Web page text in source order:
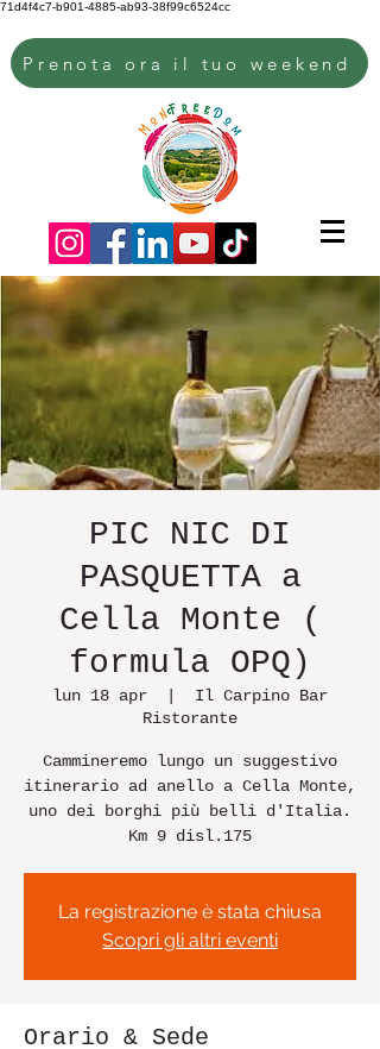
71d4f4c7-b901-4885-ab93-38f99c6524cc
Prenota ora il tuo weekend
PIC NIC DI
PASQUETTA a
Cella Monte (
formula OPQ)
lun 18 apr
Il Carpino Bar
Ristorante
Cammineremo lungo un suggestivo
itinerario ad anello a Cella Monte,
uno dei borghi più belli d'Italia.
Km 9 disl.175
La registrazione è stata chiusa
Scopri gli altri eventi
Orario & Sede